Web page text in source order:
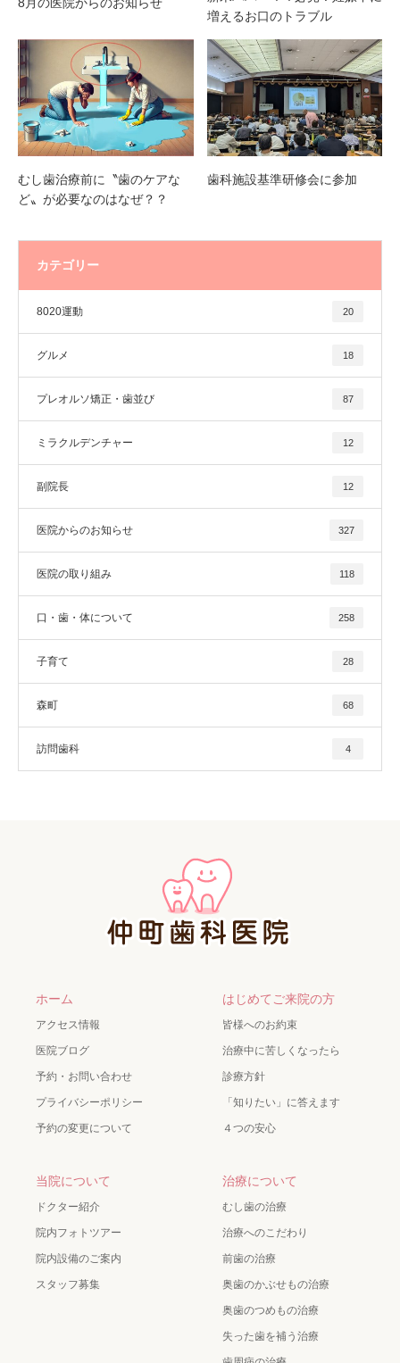
増えるお口のトラブル
むし歯治療前に〝歯のケアな
ど〟が必要なのはなぜ？？
歯科施設基準研修会に参加
カテゴリー
8020運動 20
グルメ 18
プレオルソ矯正・歯並び 87
ミラクルデンチャー 12
副院長 12
医院からのお知らせ 327
医院の取り組み 118
口・歯・体について 258
子育て 28
森町 68
訪問歯科 4
ホーム
アクセス情報
医院ブログ
予約・お問い合わせ
プライバシーポリシー
予約の変更について
はじめてご来院の方
皆様へのお約束
治療中に苦しくなったら
診療方針
「知りたい」に答えます
４つの安心
当院について
ドクター紹介
院内フォトツアー
院内設備のご案内
スタッフ募集
治療について
むし歯の治療
治療へのこだわり
前歯の治療
奥歯のかぶせもの治療
奥歯のつめもの治療
失った歯を補う治療